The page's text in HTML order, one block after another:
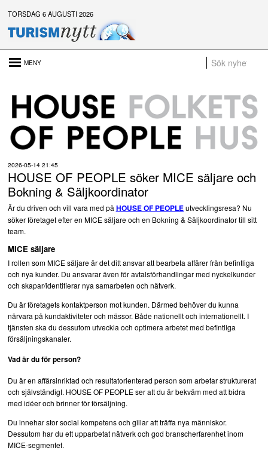
TORSDAG 6 AUGUSTI 2026
Det är inte för många turister. Det är för lite styrning
Platsannonser:
Sammanfattning av nyheter om svensk besöksnäring vecka 28 2026
2026-05-14 21:45
HOUSE OF PEOPLE söker MICE säljare och
Bokning & Säljkoordinator
Är du driven och vill vara med på HOUSE OF PEOPLEutvecklingsresa? Nu
söker företaget efter en MICE säljare och en Bokning & Säljkoordinator till sitt
team.
MICE säljare
I rollen som MICE säljare är det ditt ansvar att bearbeta affärer från befintliga
och nya kunder. Du ansvarar även för avtalsförhandlingar med nyckelkunder
och skapar/identifierar nya samarbeten och nätverk.
Du är företagets kontaktperson mot kunden. Därmed behöver du kunna
närvara på kundaktiviteter och mässor. Både nationellt och internationellt. I
tjänsten ska du dessutom utveckla och optimera arbetet med befintliga
försäljningskanaler.
Vad är du för person?
Du är en affärsinriktad och resultatorienterad person som arbetar strukturerat
och självständigt. HOUSE OF PEOPLE ser att du är bekväm med att bidra
med idéer och brinner för försäljning.
Du innehar stor social kompetens och gillar att träffa nya människor.
Dessutom har du ett upparbetat nätverk och god branscherfarenhet inom
MICE-segmentet.